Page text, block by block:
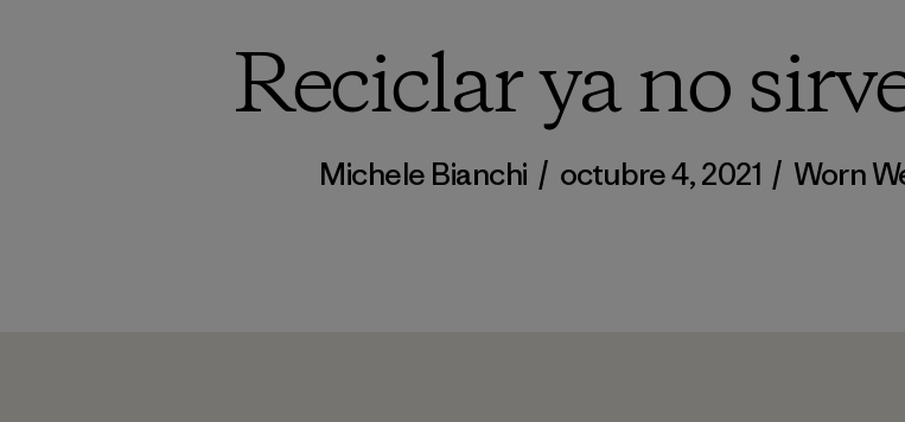
Reciclar ya no
Michele Bianchi / octubre 4, 2021 / Worn